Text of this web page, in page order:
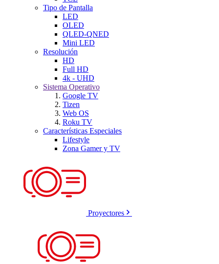
Tipo de Pantalla
LED
OLED
QLED-QNED
Mini LED
Resolución
HD
Full HD
4k - UHD
Sistema Operativo
Google TV
Tizen
Web OS
Roku TV
Características Especiales
Lifestyle
Zona Gamer y TV
Proyectores